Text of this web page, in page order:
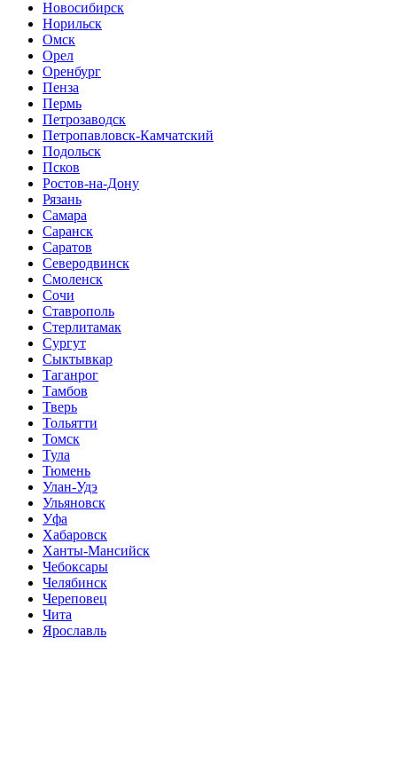
Новосибирск
Норильск
Омск
Орел
Оренбург
Пенза
Пермь
Петрозаводск
Петропавловск-Камчатский
Подольск
Псков
Ростов-на-Дону
Рязань
Самара
Саранск
Саратов
Северодвинск
Смоленск
Сочи
Ставрополь
Стерлитамак
Сургут
Сыктывкар
Таганрог
Тамбов
Тверь
Тольятти
Томск
Тула
Тюмень
Улан-Удэ
Ульяновск
Уфа
Хабаровск
Ханты-Мансийск
Чебоксары
Челябинск
Череповец
Чита
Ярославль